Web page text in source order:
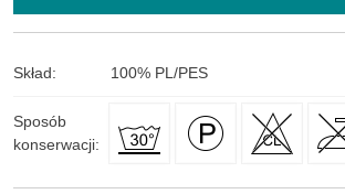
Skład: 100% PL/PES
Sposób
konserwacji: